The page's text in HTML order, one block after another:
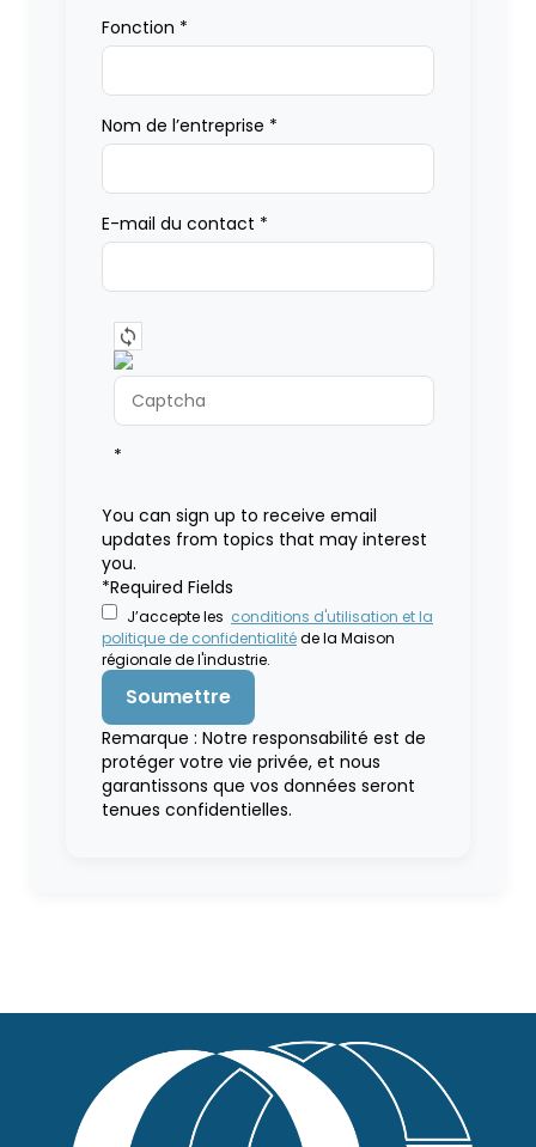
Fonction *
Nom de l’entreprise *
E-mail du contact *
*
You can sign up to receive email
updates from topics that may interest
you.
*Required Fields
J’accepte les conditions d'utilisation et la
politique de confidentialitéde la Maison
régionale de l'industrie.
Remarque : Notre responsabilité est de
protéger votre vie privée, et nous
garantissons que vos données seront
tenues confidentielles.